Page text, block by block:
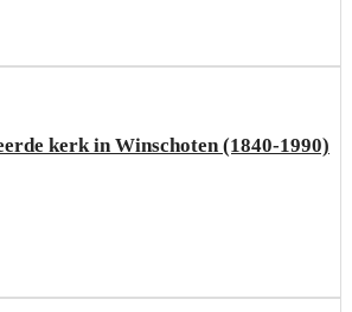
kerk in Winschoten (1840-1990)